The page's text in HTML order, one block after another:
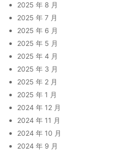
2025 年 8 月
2025 年 7 月
2025 年 6 月
2025 年 5 月
2025 年 4 月
2025 年 3 月
2025 年 2 月
2025 年 1 月
2024 年 12 月
2024 年 11 月
2024 年 10 月
2024 年 9 月